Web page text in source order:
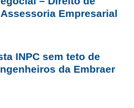
Empresarial
INPC sem teto de
da Embraer